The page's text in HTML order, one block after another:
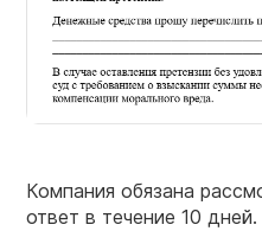
Компания обязана
ответ в течение 10 дней.